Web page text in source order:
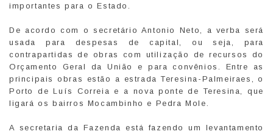
importantes para o Estado.
De acordo com o secretário Antonio Neto, a verba será
usada para despesas de capital, ou seja, para
contrapartidas de obras com utilização de recursos do
Orçamento Geral da União e para convênios. Entre as
principais obras estão a estrada Teresina-Palmeiraes, o
Porto de Luís Correia e a nova ponte de Teresina, que
ligará os bairros Mocambinho e Pedra Mole.
A secretaria da Fazenda está fazendo um levantamento